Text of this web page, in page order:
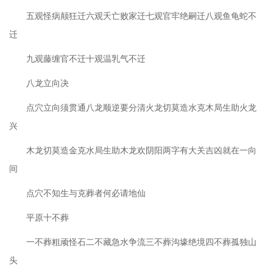
五观怪病颠狂迁六观夭亡败家迁七观官牢绝嗣迁八观鱼龟蛇不
迁
九观藤缠官不迁十观温乳气不迁
八龙立向决
点穴立向须贯通八龙顺逆要分清火龙切莫造水克木局生助火龙
兴
木龙切莫造金克水局生助木龙欢阴阳两字有大关吉凶就在一向
间
点穴不知生与克葬者何必请地仙
平原十不葬
一不葬粗顽怪石二不藏急水争流三不葬沟壕绝境四不葬孤独山
头